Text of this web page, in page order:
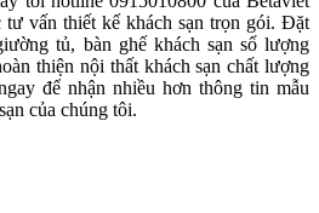
tư vấn thiết kế khách sạn trọn gói. Đặt
tủ, bàn ghế khách sạn số lượng
thiện nội thất khách sạn chất lượng
để nhận nhiều hơn thông tin mẫu
của chúng tôi.